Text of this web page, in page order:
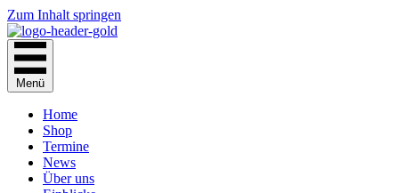
Zum Inhalt springen
Menü
Home
Shop
Termine
News
Über uns